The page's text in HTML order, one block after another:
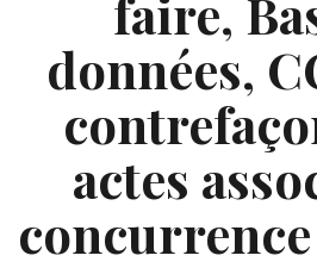
faire,
données,
actes